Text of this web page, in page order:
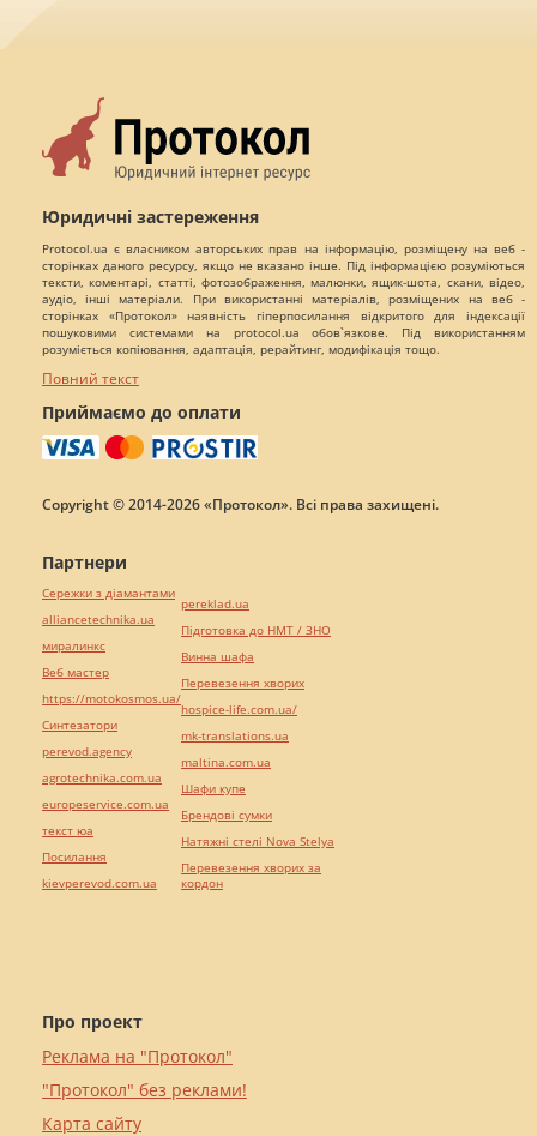
Юридичні застереження
Protocol.ua є власником авторських прав на інформацію, розміщену на веб -
сторінках даного ресурсу, якщо не вказано інше. Під інформацією розуміються
тексти, коментарі, статті, фотозображення, малюнки, ящик-шота, скани, відео,
аудіо, інші матеріали. При використанні матеріалів, розміщених на веб -
сторінках «Протокол» наявність гіперпосилання відкритого для індексації
пошуковими системами на protocol.ua обов`язкове. Під використанням
розуміється копіювання, адаптація, рерайтинг, модифікація тощо.
Повний текст
Приймаємо до оплати
Copyright © 2014-2026 «Протокол». Всі права захищені.
Про проект
Реклама на "Протокол"
"Протокол" без реклами!
Карта сайту
Партнери
Сережки з діамантами
alliancetechnika.ua
миралинкс
Веб мастер
https://motokosmos.ua/
Синтезатори
perevod.agency
agrotechnika.com.ua
europeservice.com.ua
текст юа
Посилання
kievperevod.com.ua
pereklad.ua
Підготовка до НМТ / ЗНО
Винна шафа
Перевезення хворих
hospice-life.com.ua/
mk-translations.ua
maltina.com.ua
Шафи купе
Брендові сумки
Натяжні стелі Nova Stelya
Перевезення хворих за
кордон